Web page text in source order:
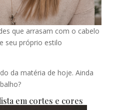
que arrasam com o cabelo
seu próprio estilo
da matéria de hoje. Ainda
em cortes e cores